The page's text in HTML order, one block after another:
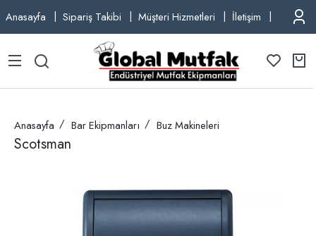
Anasayfa Sipariş Takibi Müşteri Hizmetleri İletişim TEL:
Anasayfa Bar Ekipmanları Buz Makineleri
Scotsman